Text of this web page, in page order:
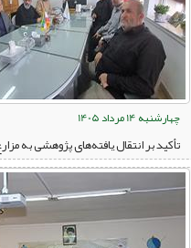
چهارشنبه 14 مرداد 1405
تأکید بر انتقال یافته‌های پژوهشی به